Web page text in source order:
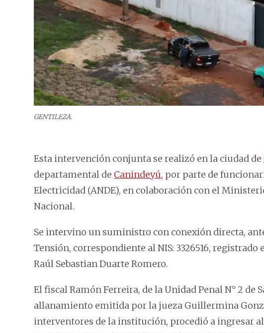
GENTILEZA.
Esta intervención conjunta se realizó en la ciudad de
departamental de Canindeyú, por parte de
Electricidad (ANDE), en colaboración con el
Nacional.
Se intervino un suministro con conexión directa,
Tensión, correspondiente al NIS: 3326516, registrado
Raúl Sebastian Duarte Romero.
El fiscal Ramón Ferreira, de la Unidad Penal N° 2 de
allanamiento emitida por la jueza Guillermina
interventores de la institución, procedió a ingresar